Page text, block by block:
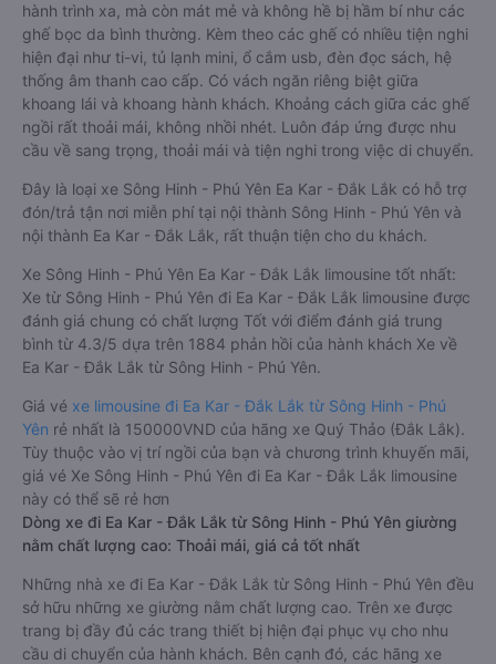
hành trình xa, mà còn mát mẻ và không hề bị hầm bí như các
ghế bọc da bình thường. Kèm theo các ghế có nhiều tiện nghi
hiện đại như ti-vi, tủ lạnh mini, ổ cắm usb, đèn đọc sách, hệ
thống âm thanh cao cấp. Có vách ngăn riêng biệt giữa
khoang lái và khoang hành khách. Khoảng cách giữa các ghế
ngồi rất thoải mái, không nhồi nhét. Luôn đáp ứng được nhu
cầu về sang trọng, thoải mái và tiện nghi trong việc di chuyển.
Đây là loại xe Sông Hinh - Phú Yên Ea Kar - Đắk Lắk có hỗ trợ
đón/trả tận nơi miễn phí tại nội thành Sông Hinh - Phú Yên và
nội thành Ea Kar - Đắk Lắk, rất thuận tiện cho du khách.
Xe Sông Hinh - Phú Yên Ea Kar - Đắk Lắk limousine tốt nhất:
Xe từ Sông Hinh - Phú Yên đi Ea Kar - Đắk Lắk limousine được
đánh giá chung có chất lượng Tốt với điểm đánh giá trung
bình từ 4.3/5 dựa trên 1884 phản hồi của hành khách Xe về
Ea Kar - Đắk Lắk từ Sông Hinh - Phú Yên.
Giá vé xe limousine đi Ea Kar - Đắk Lắk từ Sông Hinh - Phú
Yên rẻ nhất là 150000VND của hãng xe Quý Thảo (Đắk Lắk).
Tùy thuộc vào vị trí ngồi của bạn và chương trình khuyến mãi,
giá vé Xe Sông Hinh - Phú Yên đi Ea Kar - Đắk Lắk limousine
này có thể sẽ rẻ hơn
Dòng xe đi Ea Kar - Đắk Lắk từ Sông Hinh - Phú Yên giường
nằm chất lượng cao: Thoải mái, giá cả tốt nhất
Những nhà xe đi Ea Kar - Đắk Lắk từ Sông Hinh - Phú Yên đều
sở hữu những xe giường nằm chất lượng cao. Trên xe được
trang bị đầy đủ các trang thiết bị hiện đại phục vụ cho nhu
cầu di chuyển của hành khách. Bên cạnh đó, các hãng xe